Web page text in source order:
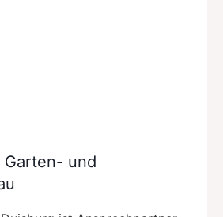
Garten- und